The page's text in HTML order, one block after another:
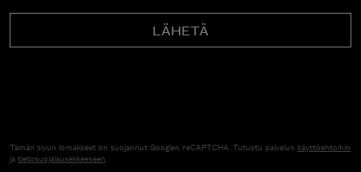
Tämän sivun lomakkeet on suojannut Googlen reCAPTCHA. Tutustu palvelun käyttöehtoihin
jatietosuojalausekkeeseen